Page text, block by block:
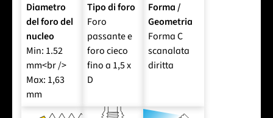
Diametro
del foro del
nucleo
Min: 1.52
mm<br />
Max: 1,63
mm
Tipo di foro
Foro
passante e
foro cieco
fino a 1,5 x
D
Forma /
Geometria
Forma C
scanalata
diritta